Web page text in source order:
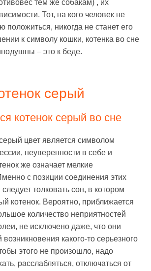
тем же собакам) , их
Тот, на кого человек не
положиться, никогда не станет его
к символу кошки, котенка во сне
– это к беде.
серый
котенок серый во сне
цвет является символом
неуверенности в себе и
же означает мелкие
с позиции соединения этих
толковать сон, в котором
котенок. Вероятно, приближается
количество неприятностей
не исключено даже, что они
возникновения какого-то серьезного
этого не произошло, надо
расслабляться, отключаться от